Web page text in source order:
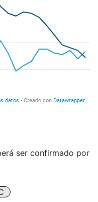
ser confirmado por